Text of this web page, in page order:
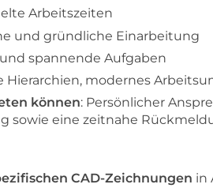
Arbeitszeiten
und gründliche Einarbeitung
spannende Aufgaben
Hierarchien, modernes
können: Persönlicher
sowie eine zeitnahe
CAD-Zeichnungen in